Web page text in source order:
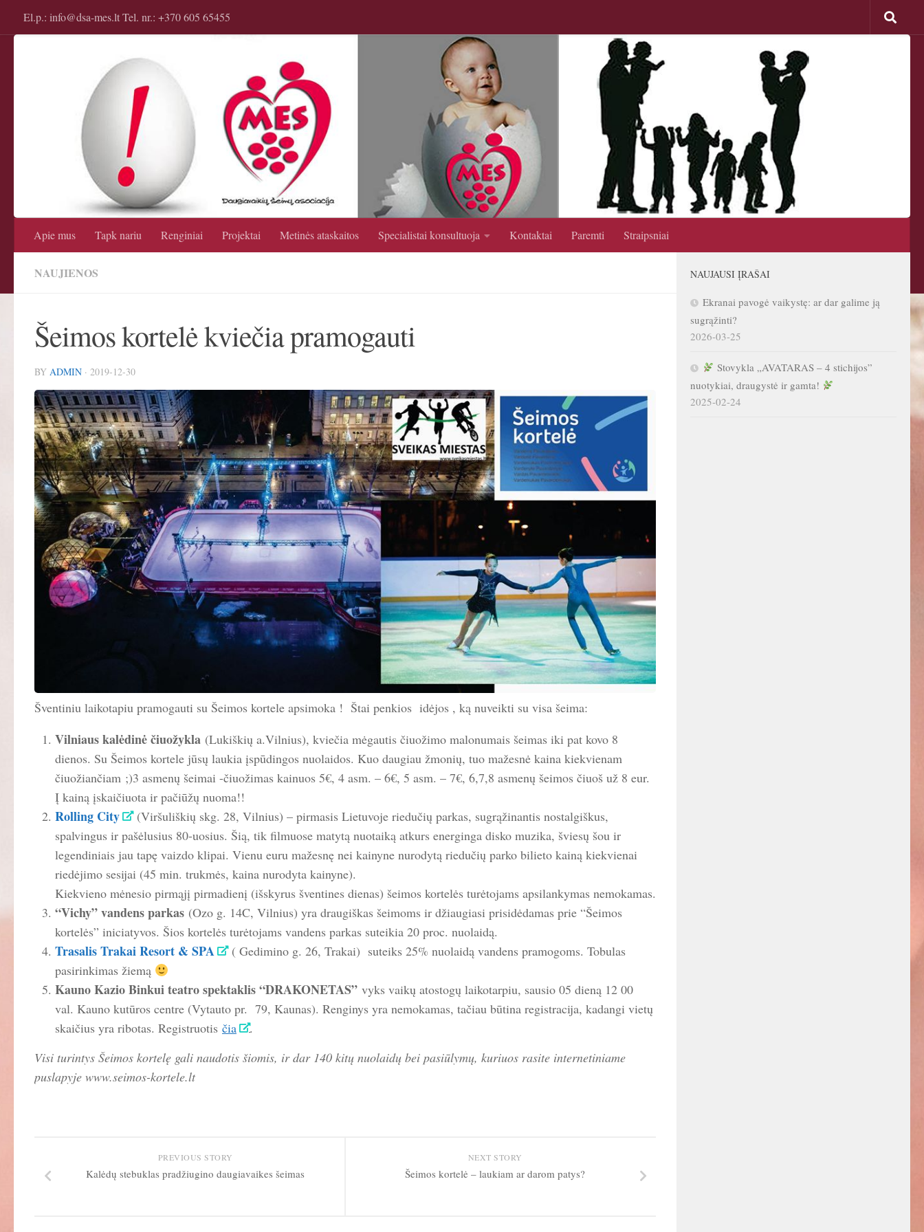
El.p.: info@dsa-mes.lt Tel. nr.: +370 605 65455
Apie mus Tapk nariu Renginiai Projektai Metinės ataskaitos Specialistai konsultuoja Kontaktai Paremti Straipsniai
NAUJIENOS
Šeimos kortelė kviečia pramogauti
BY ADMIN · 2019-12-30
Šventiniu laikotapiu pramogauti su Šeimos kortele apsimoka ! Štai penkios idėjos , ką nuveikti su visa šeima:
Vilniaus kalėdinė čiuožykla (Lukiškių a.Vilnius), kviečia mėgautis čiuožimo malonumais šeimas iki pat kovo 8
dienos. Su Šeimos kortele jūsų laukia įspūdingos nuolaidos. Kuo daugiau žmonių, tuo mažesnė kaina kiekvienam
čiuožiančiam ;)3 asmenų šeimai -čiuožimas kainuos 5€, 4 asm. – 6€, 5 asm. – 7€, 6,7,8 asmenų šeimos čiuoš už 8 eur.
Į kainą įskaičiuota ir pačiūžų nuoma!!
Rolling City
(Viršuliškių skg. 28, Vilnius) – pirmasis Lietuvoje riedučių parkas, sugrąžinantis nostalgiškus,
spalvingus ir pašėlusius 80-uosius. Šią, tik filmuose matytą nuotaiką atkurs energinga disko muzika, šviesų šou ir
legendiniais jau tapę vaizdo klipai. Vienu euru mažesnę nei kainyne nurodytą riedučių parko bilieto kainą kiekvienai
riedėjimo sesijai (45 min. trukmės, kaina nurodyta kainyne).
Kiekvieno mėnesio pirmąjį pirmadienį (išskyrus šventines dienas) šeimos kortelės turėtojams apsilankymas nemokamas.
“Vichy” vandens parkas (Ozo g. 14C, Vilnius) yra draugiškas šeimoms ir džiaugiasi prisidėdamas prie “Šeimos
kortelės” iniciatyvos. Šios kortelės turėtojams vandens parkas suteikia 20 proc. nuolaidą.
Trasalis Trakai Resort & SPA
( Gedimino g. 26, Trakai) suteiks 25% nuolaidą vandens pramogoms. Tobulas
pasirinkimas žiemą
Kauno Kazio Binkui teatro spektaklis “DRAKONETAS” vyks vaikų atostogų laikotarpiu, sausio 05 dieną 12 00
val. Kauno kutūros centre (Vytauto pr. 79, Kaunas). Renginys yra nemokamas, tačiau būtina registracija, kadangi vietų
skaičius yra ribotas. Registruotis čia
.
Visi turintys Šeimos kortelę gali naudotis šiomis, ir dar 140 kitų nuolaidų bei pasiūlymų, kuriuos rasite internetiniame
puslapyje www.seimos-kortele.lt
NEXT STORY
Šeimos kortelė – laukiam ar darom patys?
PREVIOUS STORY
Kalėdų stebuklas pradžiugino daugiavaikes šeimas
NAUJAUSI ĮRAŠAI
Ekranai pavogė vaikystę: ar dar galime ją
sugrąžinti?
2026-03-25
Stovykla „AVATARAS – 4 stichijos”
nuotykiai, draugystė ir gamta!
2025-02-24